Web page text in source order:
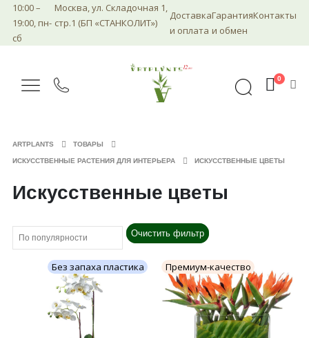
10:00 –
19:00, пн-
сб
Москва, ул. Складочная 1,
стр.1 (БП «СТАНКОЛИТ»)
Доставка
и оплата
Гарантия
и обмен
Контакты
0
ARTPLANTS ТОВАРЫ
ИСКУССТВЕННЫЕ РАСТЕНИЯ ДЛЯ ИНТЕРЬЕРА ИСКУССТВЕННЫЕ ЦВЕТЫ
Искусственные цветы
Очистить фильтр
Без запаха пластика Премиум-качество